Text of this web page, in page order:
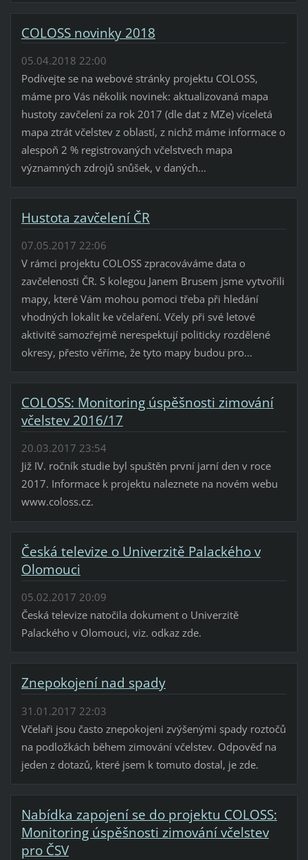
COLOSS novinky 2018
05.04.2018 22:00
Podívejte se na webové stránky projektu COLOSS,
máme pro Vás několik novinek: aktualizovaná mapa
hustoty zavčelení za rok 2017 (dle dat z MZe) víceletá
mapa ztrát včelstev z oblastí, z nichž máme informace o
alespoň 2 % registrovaných včelstvech mapa
významných zdrojů snůšek, v daných...
Hustota zavčelení ČR
07.05.2017 22:06
V rámci projektu COLOSS zpracováváme data o
zavčelenosti ČR. S kolegou Janem Brusem jsme vytvořili
mapy, které Vám mohou pomoci třeba při hledání
vhodných lokalit ke včelaření. Včely při své letové
aktivitě samozřejmě nerespektují politicky rozdělené
okresy, přesto věříme, že tyto mapy budou pro...
COLOSS: Monitoring úspěšnosti zimování
včelstev 2016/17
20.03.2017 23:54
Již IV. ročník studie byl spuštěn první jarní den v roce
2017. Informace k projektu naleznete na novém webu
www.coloss.cz.
Česká televize o Univerzitě Palackého v
Olomouci
05.02.2017 20:09
Česká televize natočila dokument o Univerzitě
Palackého v Olomouci, viz. odkaz zde.
Znepokojení nad spady
31.01.2017 22:03
Včelaři jsou často znepokojeni zvýšenými spady roztočů
na podložkách během zimování včelstev. Odpověď na
jeden z dotazů, které jsem k tomuto dostal, je zde.
Nabídka zapojení se do projektu COLOSS:
Monitoring úspěšnosti zimování včelstev
pro ČSV